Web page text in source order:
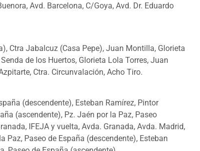
Avd. Barcelona, C/Goya, Avd. Dr. Eduardo
Ctra Jabalcuz (Casa Pepe), Juan Montilla, Glorieta
de los Huertos, Glorieta Lola Torres, Juan
Ctra. Circunvalación, Acho Tiro.
(descendente), Esteban Ramírez, Pintor
(ascendente), Pz. Jaén por la Paz, Paseo
IFEJA y vuelta, Avda. Granada, Avda. Madrid,
Paz, Paseo de España (descendente), Esteban